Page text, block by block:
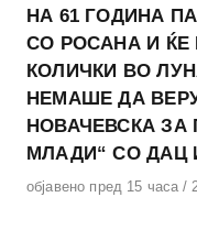
НА 61 ГОДИНА
СО РОСАНА И ЌЕ
КОЛИЧКИ ВО
НЕМАШЕ ДА
НОВАЧЕВСКА ЗА
МЛАДИ“ СО ДАЦ
Објавено
објавено пред 15 часа